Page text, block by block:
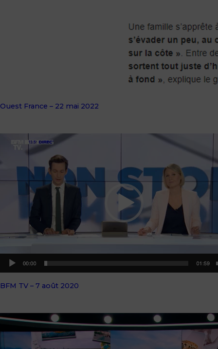
Ouest France – 22 mai 2022
BFM TV – 7 août 2020